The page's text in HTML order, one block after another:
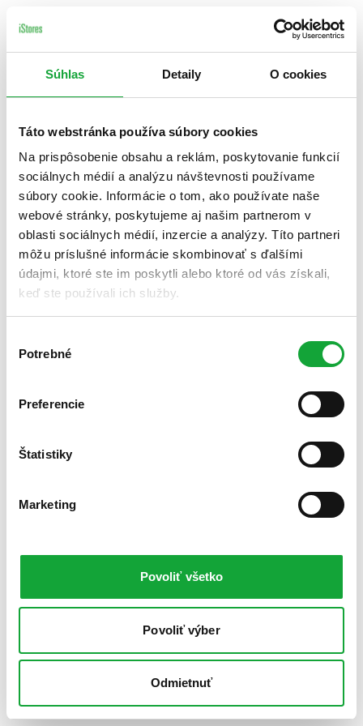
Súhlas Detaily O cookies
Táto webstránka používa súbory cookies
Na prispôsobenie obsahu a reklám, poskytovanie funkcií
sociálnych médií a analýzu návštevnosti používame
súbory cookie. Informácie o tom, ako používate naše
webové stránky, poskytujeme aj našim partnerom v
oblasti sociálnych médií, inzercie a analýzy. Títo partneri
môžu príslušné informácie skombinovať s ďalšími
údajmi, ktoré ste im poskytli alebo ktoré od vás získali,
keď ste používali ich služby.
súhlasu
Potrebné
Preferencie
Štatistiky
Marketing
Povoliť všetko
Povoliť výber
Odmietnuť